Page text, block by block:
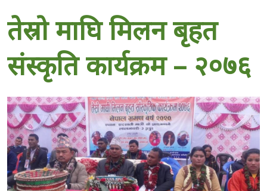
तेस्रो माघि मिलन बृहत
संस्कृति कार्यक्रम – २०७६